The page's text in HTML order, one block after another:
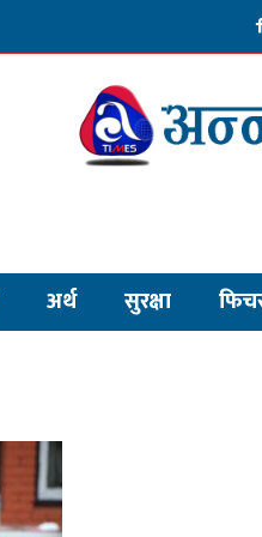
अर्थ सुरक्षा